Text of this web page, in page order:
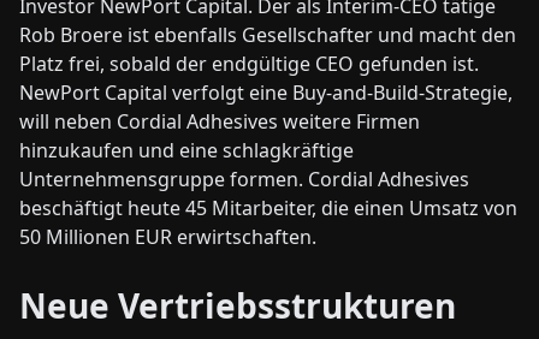
Investor NewPort Capital. Der als Interim-CEO tätige
Rob Broere ist ebenfalls Gesellschafter und macht den
Platz frei, sobald der endgültige CEO gefunden ist.
NewPort Capital verfolgt eine Buy-and-Build-Strategie,
will neben Cordial Adhesives weitere Firmen
hinzukaufen und eine schlagkräftige
Unternehmensgruppe formen. Cordial Adhesives
beschäftigt heute 45 Mitarbeiter, die einen Umsatz von
50 Millionen EUR erwirtschaften.
Neue Vertriebsstrukturen